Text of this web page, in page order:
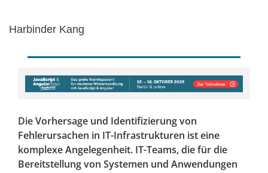
Harbinder Kang
Die Vorhersage und Identifizierung von
Fehlerursachen in IT-Infrastrukturen ist eine
komplexe Angelegenheit. IT-Teams, die für die
Bereitstellung von Systemen und Anwendungen